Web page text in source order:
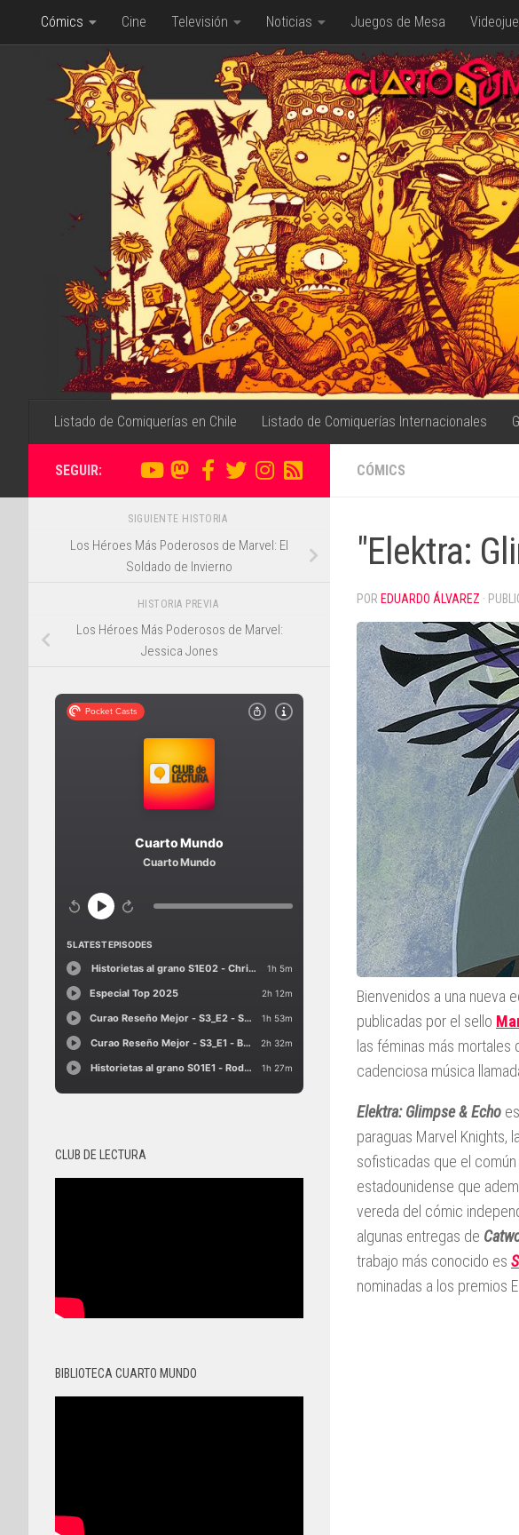
Saltar al contenido
Cómics Cine Televisión Noticias Juegos de Mesa
Listado de Comiquerías en Chile Listado de Comiquerías Internacionales
CÓMICS
"Elektra:
POR EDUARDO ÁLVAREZ ·
Bienvenidos a una nueva
publicadas por el sello
las féminas más
cadenciosa música
Elektra: Glimpse & Echo
paraguas Marvel Knights,
sofisticadas que el
estadounidense que
vereda del cómic
algunas entregas de
trabajo más conocido es
nominadas a los premios
SEGUIR:
SIGUIENTE HISTORIA
Los Héroes Más Poderosos de Marvel: El
Soldado de Invierno
HISTORIA PREVIA
Los Héroes Más Poderosos de Marvel:
Jessica Jones
CLUB DE LECTURA
BIBLIOTECA CUARTO MUNDO